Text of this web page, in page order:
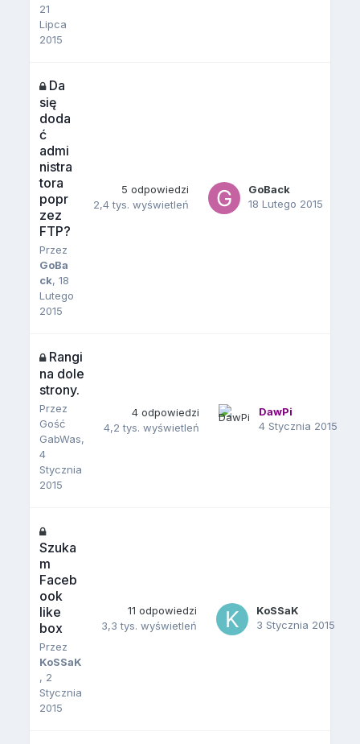
21
Lipca
2015
Da
się
doda
ć
admi
nistra
tora
popr
zez
FTP?
Przez
GoBa
ck,18
Lutego
2015
5 odpowiedzi
2,4 tys. wyświetleń
GoBack
18 Lutego 2015
Rangi
na dole
strony.
Przez
Gość
GabWas,
4
Stycznia
2015
4 odpowiedzi
4,2 tys. wyświetleń
DawPi
4 Stycznia 2015
Szuka
m
Faceb
ook
like
box
Przez
KoSSaK
, 2
Stycznia
2015
11 odpowiedzi
3,3 tys. wyświetleń
KoSSaK
3 Stycznia 2015